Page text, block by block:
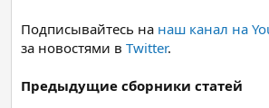
Подписывайтесь на наш канал на
за новостями в Twitter.
Предыдущие сборники статей